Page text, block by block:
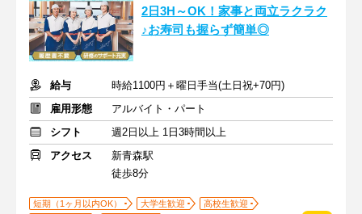
2日3H～OK！家事と両立ラクラク
♪お寿司も握らず簡単◎
給与
時給1100円＋曜日手当(土日祝+70円)
雇用形態
アルバイト・パート
シフト
週2日以上 1日3時間以上
アクセス
新青森駅
徒歩8分
短期（1ヶ月以内OK） 大学生歓迎
高校生歓迎